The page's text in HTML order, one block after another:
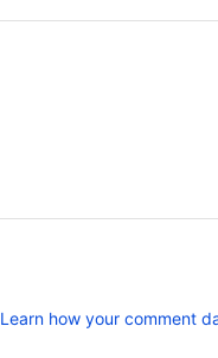
Learn how your comment